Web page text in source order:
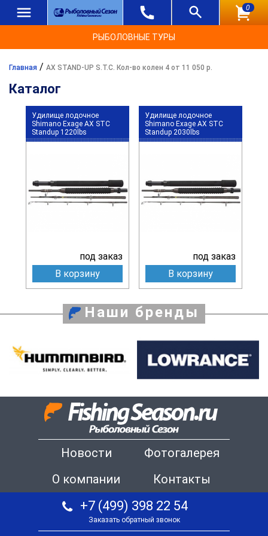
0
РЫБОЛОВНЫЕ ТУРЫ
Главная / AX STAND-UP S.T.C. Кол-во колен 4 от 11 050 р.
Каталог
Удилище лодочное
Shimano Exage AX STC
Standup 1220lbs
под заказ
В корзину
Удилище лодочное
Shimano Exage AX STC
Standup 2030lbs
под заказ
В корзину
Наши бренды
Новости
Фотогалерея
О компании
Контакты
+7 (499) 398 22 54
Заказать обратный звонок